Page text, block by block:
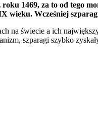
1469, za to od tego
wieku. Wcześniej
na świecie a ich
szparagi szybko